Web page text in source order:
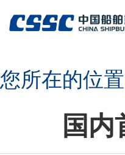
您所在的位置
国